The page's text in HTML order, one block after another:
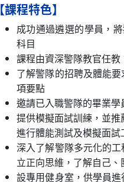
【課程特色】
成功通過遴選的學員，
科目
課程由資深警隊教官任
了解警隊的招聘及體能
項要點
邀請已入職警隊的畢業
提供模擬面試訓練，並推
進行體能測試及模擬面試
深入了解警隊多元化的
立正向思維，了解自己
設專用健身室，供學員